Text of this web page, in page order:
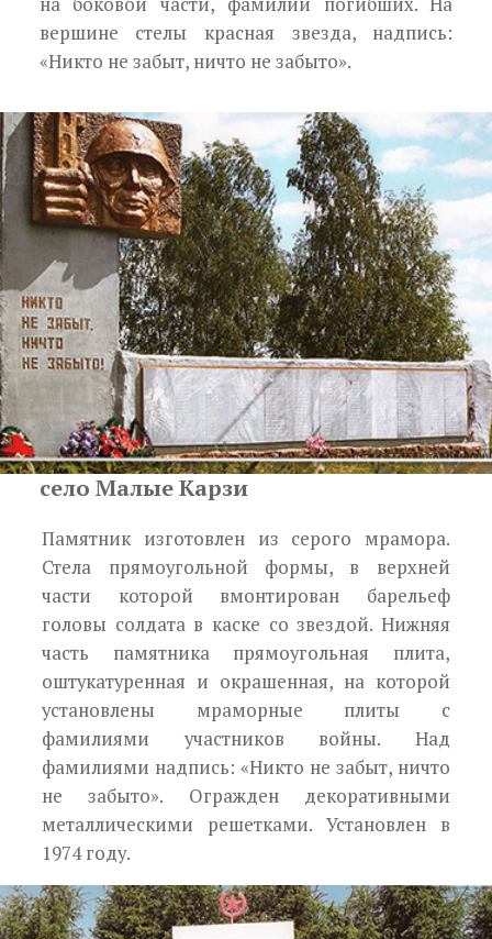
вершине стелы красная звезда, надпись:
«Никто не забыт, ничто не забыто».
село Малые Карзи
Памятник изготовлен из серого мрамора.
Стела прямоугольной формы, в верхней
части которой вмонтирован барельеф
головы солдата в каске со звездой. Нижняя
часть памятника прямоугольная плита,
оштукатуренная и окрашенная, на кото­рой
установлены мраморные плиты с
фамилиями участников войны. Над
фамилиями надпись: «Ни­кто не забыт, ничто
не забыто». Огражден декора­тивными
металлическими решетками. Установлен в
1974 году.